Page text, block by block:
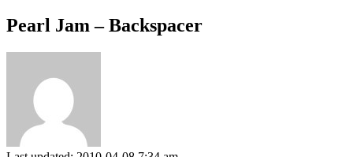
Pearl Jam – Backspacer